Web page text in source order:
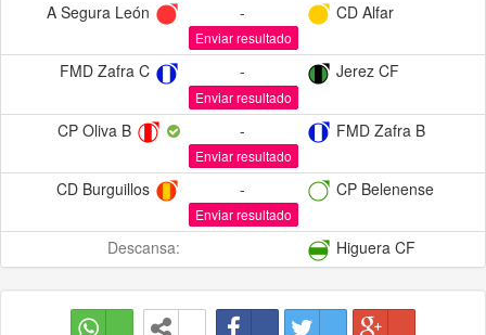
A Segura León - CD Alfar
Enviar resultado
FMD Zafra C - Jerez CF
Enviar resultado
CP Oliva B - FMD Zafra B
Enviar resultado
CD Burguillos - CP Belenense
Enviar resultado
Descansa: Higuera CF